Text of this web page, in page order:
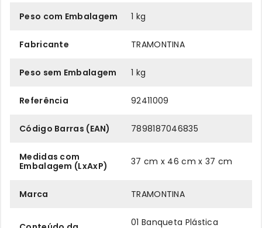
Peso com Embalagem 1 kg
Fabricante TRAMONTINA
Peso sem Embalagem 1 kg
Referência 92411009
Código Barras (EAN) 7898187046835
Medidas com
Embalagem (LxAxP)
37 cm x 46 cm x 37 cm
Marca TRAMONTINA
01 Banqueta Plástica